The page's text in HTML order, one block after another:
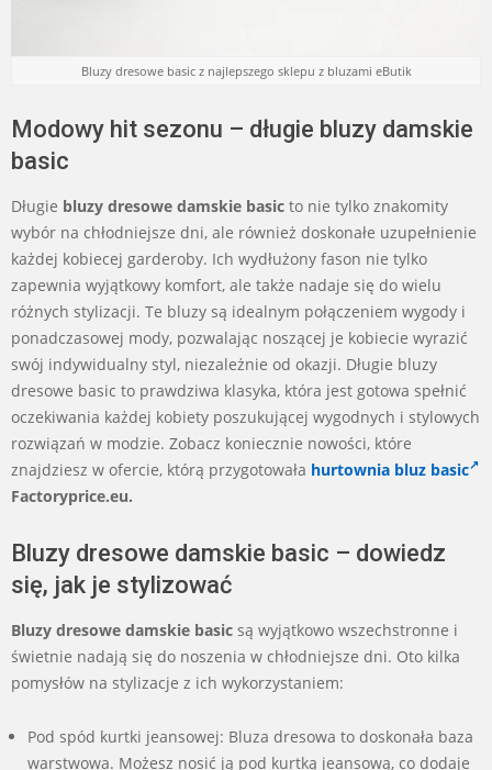
Bluzy dresowe basic z najlepszego sklepu z bluzami eButik
Modowy hit sezonu – długie bluzy damskie
basic
Długie bluzy dresowe damskie basic to nie tylko znakomity
wybór na chłodniejsze dni, ale również doskonałe uzupełnienie
każdej kobiecej garderoby. Ich wydłużony fason nie tylko
zapewnia wyjątkowy komfort, ale także nadaje się do wielu
różnych stylizacji. Te bluzy są idealnym połączeniem wygody i
ponadczasowej mody, pozwalając noszącej je kobiecie wyrazić
swój indywidualny styl, niezależnie od okazji. Długie bluzy
dresowe basic to prawdziwa klasyka, która jest gotowa spełnić
oczekiwania każdej kobiety poszukującej wygodnych i stylowych
rozwiązań w modzie. Zobacz koniecznie nowości, które
znajdziesz w ofercie, którą przygotowała hurtownia bluz basic
Factoryprice.eu.
Bluzy dresowe damskie basic – dowiedz
się, jak je stylizować
Bluzy dresowe damskie basic są wyjątkowo wszechstronne i
świetnie nadają się do noszenia w chłodniejsze dni. Oto kilka
pomysłów na stylizacje z ich wykorzystaniem:
Pod spód kurtki jeansowej: Bluza dresowa to doskonała baza
warstwowa. Możesz nosić ją pod kurtką jeansową, co dodaje